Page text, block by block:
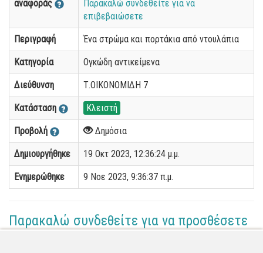
αναφοράς
Παρακαλώ συνδεθείτε για να
επιβεβαιώσετε
Περιγραφή Ένα στρώμα και πορτάκια από ντουλάπια
Κατηγορία Ογκώδη αντικείμενα
Διεύθυνση Τ.ΟΙΚΟΝΟΜΙΔΗ 7
Κατάσταση Κλειστή
Προβολή Δημόσια
Δημιουργήθηκε 19 Οκτ 2023, 12:36:24 μ.μ.
Ενημερώθηκε 9 Νοε 2023, 9:36:37 π.μ.
Παρακαλώ συνδεθείτε για να προσθέσετε